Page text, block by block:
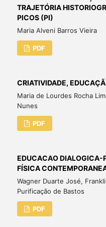
TRAJETÓRIA
PICOS (PI)
Maria Alveni Barros Vieira
PDF
CRIATIVIDADE,
Maria de Lourdes Rocha
Nunes
PDF
EDUCACAO DIALOGICA-
FÍSICA
Wagner Duarte José,
Purificação de Bastos
PDF